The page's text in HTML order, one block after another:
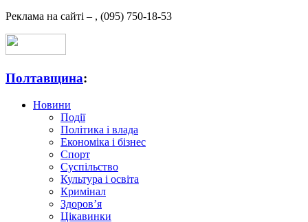
Реклама на сайті – , (095) 750-18-53
Полтавщина:
Новини
Події
Політика і влада
Економіка і бізнес
Спорт
Суспільство
Культура і освіта
Кримінал
Здоров’я
Цікавинки